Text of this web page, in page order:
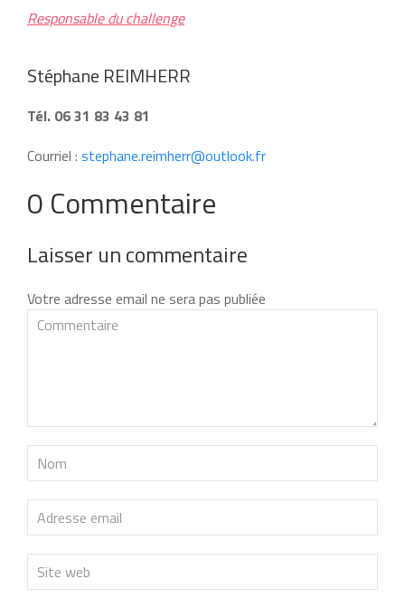
Responsable du challenge
Stéphane REIMHERR
Tél. 06 31 83 43 81
Courriel : stephane.reimherr@outlook.fr
0 Commentaire
Laisser un commentaire
Votre adresse email ne sera pas publiée